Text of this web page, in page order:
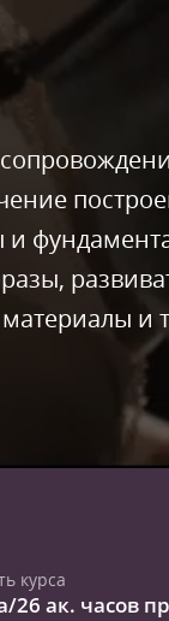
и
и
курса
26 ак. часов